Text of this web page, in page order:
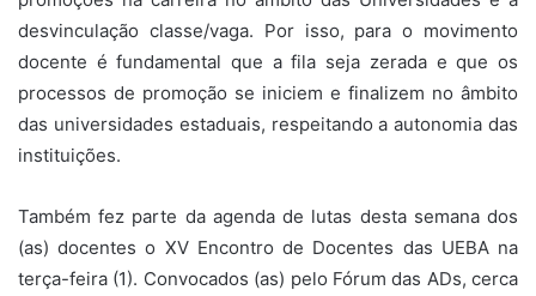
desvinculação classe/vaga. Por isso, para o movimento
docente é fundamental que a fila seja zerada e que os
processos de promoção se iniciem e finalizem no âmbito
das universidades estaduais, respeitando a autonomia das
instituições.
Também fez parte da agenda de lutas desta semana dos
(as) docentes o XV Encontro de Docentes das UEBA na
terça-feira (1). Convocados (as) pelo Fórum das ADs, cerca